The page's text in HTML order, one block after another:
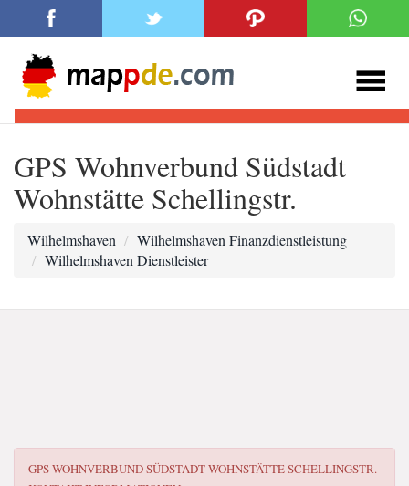
GPS Wohnverbund Südstadt
Wohnstätte Schellingstr.
Wilhelmshaven
Wilhelmshaven Finanzdienstleistung
Wilhelmshaven Dienstleister
GPS WOHNVERBUND SÜDSTADT WOHNSTÄTTE SCHELLINGSTR.